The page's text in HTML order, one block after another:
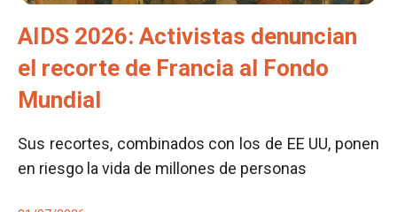
AIDS 2026: Activistas denuncian
el recorte de Francia al Fondo
Mundial
Sus recortes, combinados con los de EE UU, ponen
en riesgo la vida de millones de personas